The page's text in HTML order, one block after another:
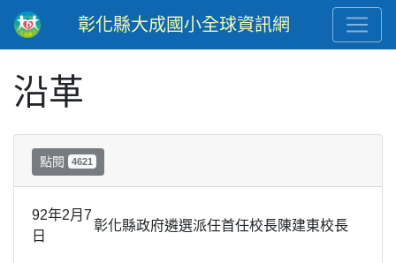
彰化縣大成國小全球資訊網
沿革
點閱 4621
92年2月7
日
彰化縣政府遴選派任首任校長陳建東校長